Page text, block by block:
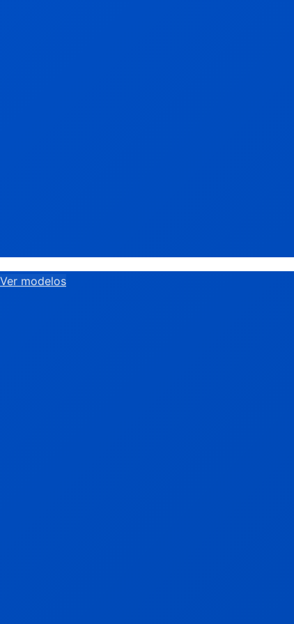
Ver modelos